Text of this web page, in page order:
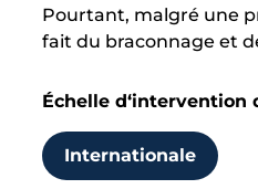
Pourtant, malgré une
fait du braconnage et
Échelle d‘intervention
Internationale